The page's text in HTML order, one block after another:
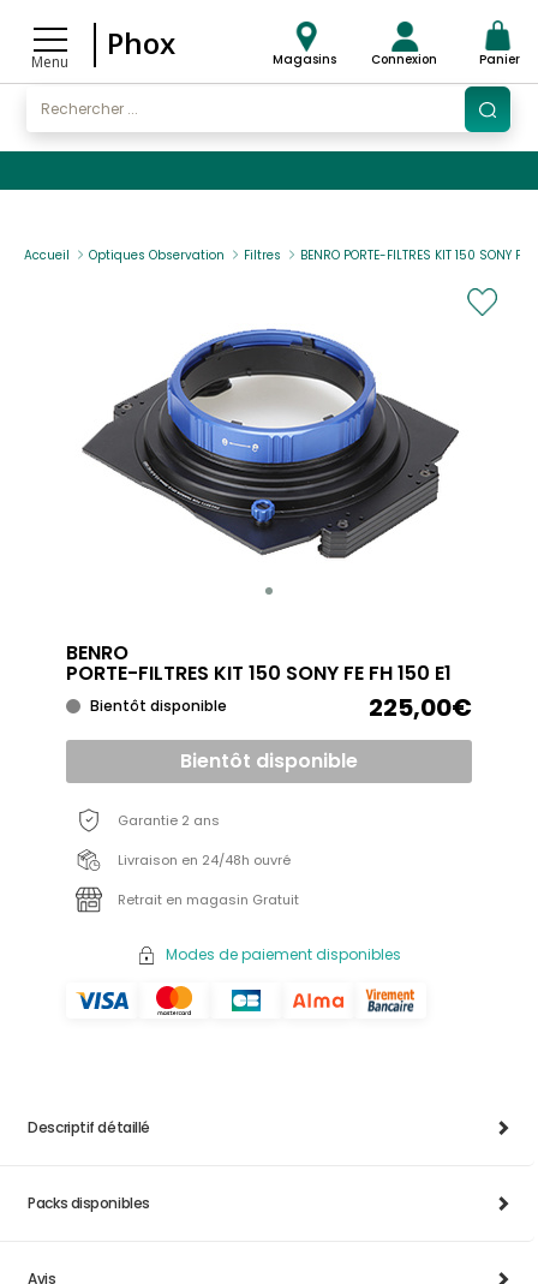
Menu
Phox Magasins Connexion Panier
Accueil Optiques Observation Filtres BENRO PORTE-FILTRES KIT 150 SONY FE
BENRO
PORTE-FILTRES KIT 150 SONY FE FH 150 E1
Bientôt disponible 225,00€
Bientôt disponible
Garantie 2 ans
Livraison en 24/48h ouvré
Retrait en magasin Gratuit
Modes de paiement disponibles
Descriptif détaillé
Packs disponibles
Avis